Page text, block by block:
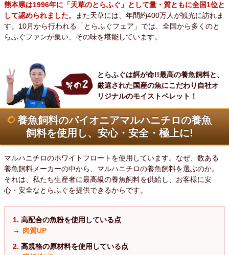
熊本県は1996年に「天草のとらふぐ」として量・質ともに全国1位と
して認められました。
また天草には、年間約400万人が観光に訪れま
す。10月から行われる「とらふぐフェア」では、全国から多くのと
らふぐファンが集い、その味を堪能しています。
とらふぐは餌が命!!最高の養魚飼料と、
厳選された国産の魚にこだわり自社オ
リジナルのモイストペレット！
養魚飼料のパイオニアマルハニチロの養魚
飼料を使用し、安心・安全・極上に!
マルハニチロのホワイトフロートを使用しています。なぜ、数ある
養魚飼料メーカーの中から、マルハニチロの養魚飼料を選ぶのか。
それは、私たち生産者に最高級の養魚飼料を供給し、お客様に安
心・安全なとらふぐを提供できるからです。
1. 高配合の魚粉を使用している点
→ 肉質UP
2. 高規格の原材料を使用している点